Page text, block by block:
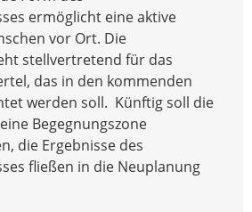
ermöglicht eine aktive
vor Ort. Die
stellvertretend für das
das in den kommenden
werden soll. Künftig soll die
Begegnungszone
die Ergebnisse des
fließen in die Neuplanung